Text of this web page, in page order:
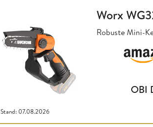
Stand: 07.08.2026
Worx
Robuste Mini-
OBI